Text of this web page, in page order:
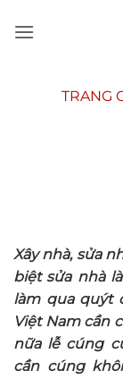
qua
TRANG
Xây nhà, sửa
biệt sửa nhà
làm qua quýt
Việt Nam cần
nữa lễ cúng
cần cúng